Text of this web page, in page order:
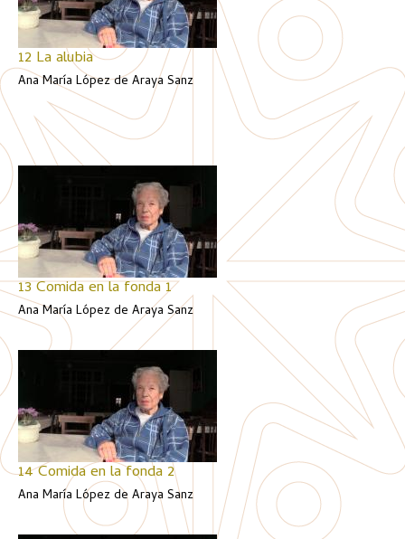
12 La alubia
Ana María López de Araya Sanz
13 Comida en la fonda 1
Ana María López de Araya Sanz
14 Comida en la fonda 2
Ana María López de Araya Sanz